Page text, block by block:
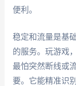
便利。
稳定和流量是基
的服务。玩游戏
最怕突然断线或
要。它能精准识